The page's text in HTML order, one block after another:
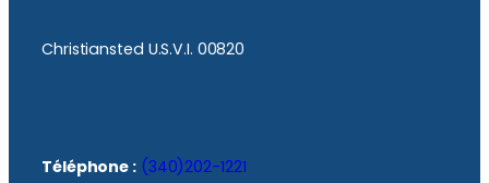
Christiansted U.S.V.I. 00820
Téléphone : (340)202-1221